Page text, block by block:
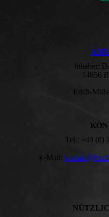
Inhaber:
14656
Erich-
Tel.: +49 (0)
E-Mail: